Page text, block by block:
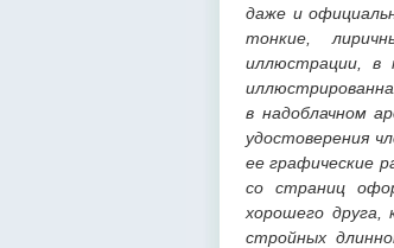
даже и
тонкие,
иллюстрации, в
в надоблачном
удостоверения
ее графические
со страниц
хорошего
стройных